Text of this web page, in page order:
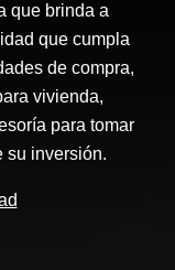
que brinda a
que cumpla
de compra,
vivienda,
para tomar
su inversión.